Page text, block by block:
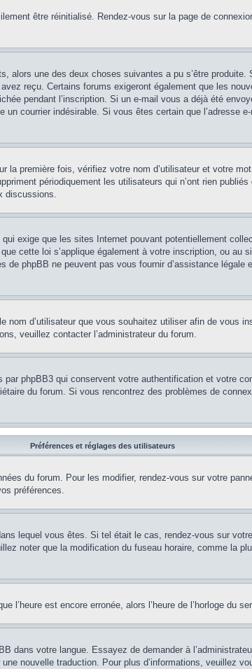
être réinitialisé. Rendez-vous sur la page de
alors une des deux choses suivantes a pu s’être
reçu. Certains forums exigeront également que les
pendant l’inscription. Si un e-mail vous a déjà été
courrier indésirable. Si vous êtes certain que
première fois, vérifiez votre nom d’utilisateur et votre
périodiquement les utilisateurs qui n’ont rien
discussions.
exige que les sites Internet pouvant potentiellement
cette loi s’applique également à votre inscription, ou
phpBB ne peuvent pas vous fournir d’assistance
nom d’utilisateur que vous souhaitez utiliser afin de vous
veuillez contacter l’administrateur du forum.
par phpBB3 qui conservent votre authentification et votre
du forum. Si vous rencontrez des problèmes de
Préférences et réglages des utilisateurs
du forum. Pour les modifier, rendez-vous sur votre
préférences.
lequel vous êtes. Si tel était le cas, rendez-vous sur
noter que la modification du fuseau horaire, comme la
l’heure est encore erronée, alors l’heure de l’horloge du
dans votre langue. Essayez de demander à
nouvelle traduction. Pour plus d’informations, veuillez